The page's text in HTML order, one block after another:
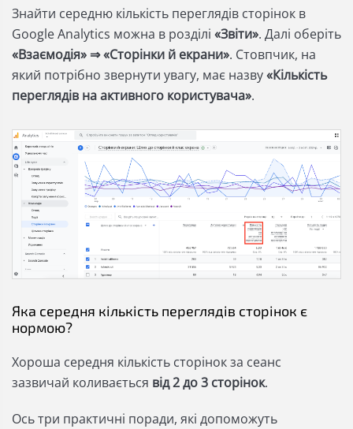
Знайти середню кількість переглядів сторінок в
Google Analytics можна в розділі «Звіти». Далі оберіть
«Взаємодія» ⇒ «Сторінки й екрани». Стовпчик, на
який потрібно звернути увагу, має назву«Кількість
переглядів на активного користувача».
Яка середня кількість переглядів сторінок є
нормою?
Хороша середня кількість сторінок за сеанс
зазвичай коливається від 2 до 3 сторінок.
Ось три практичні поради, які допоможуть